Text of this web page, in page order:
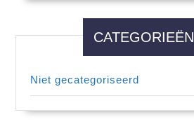
CATEGORIEËN
Niet gecategoriseerd